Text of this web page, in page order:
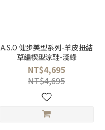
A.S.O 健步美型系列-羊皮扭結
草編楔型涼鞋-淺綠
NT$4,695
NT$4,695